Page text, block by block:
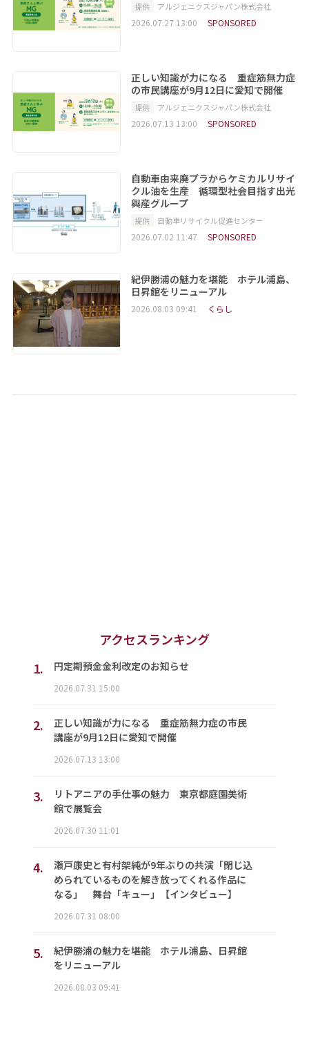
提供 アルジェニクスジャパン株式会社
2026.07.27 13:00 SPONSORED
正しい知識が力になる 重症筋無力症
の市民講座が9月12日に愛知で開催
提供 アルジェニクスジャパン株式会社
2026.07.13 13:00 SPONSORED
自動車由来廃プラからケミカルリサイ
クル油を生産 循環型社会目指す出光
興産グループ
提供 自動車リサイクル促進センター
2026.07.02 11:47 SPONSORED
紀伊勝浦の魅力を堪能 ホテル浦島、
日昇館をリニューアル
2026.08.03 09:41 くらし
アクセスランキング
1.
円定期預金金利改定のお知らせ
2026.07.31 15:00
2.
正しい知識が力になる 重症筋無力症の市民
講座が9月12日に愛知で開催
2026.07.13 13:00
3.
リトアニアの手仕事の魅力 東京都庭園美術
館で展覧会
2026.07.30 11:01
4.
瀬戸康史と有村架純が9年ぶりの共演「閉じ込
められているものを解き放ってくれる作品に
なる」 舞台「キュー」【インタビュー】
2026.07.31 08:00
5.
紀伊勝浦の魅力を堪能 ホテル浦島、日昇館
をリニューアル
2026.08.03 09:41